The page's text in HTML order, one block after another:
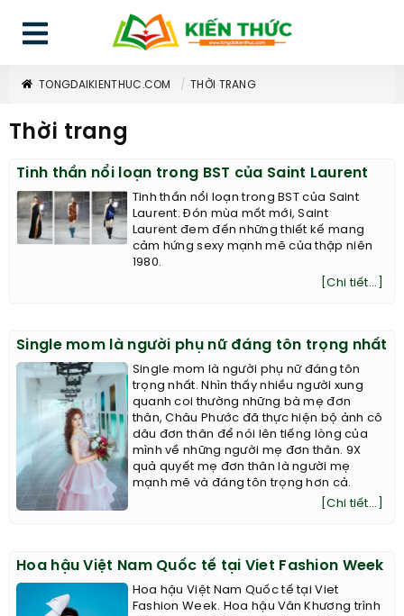
TONGDAIKIENTHUC.COM THỜI TRANG
Thời trang
Tinh thần nổi loạn trong BST của Saint Laurent
Tinh thần nổi loạn trong BST của Saint
Laurent. Đón mùa mốt mới, Saint
Laurent đem đến những thiết kế mang
cảm hứng sexy mạnh mẽ của thập niên
1980.
[Chi tiết...]
Single mom là người phụ nữ đáng tôn trọng nhất
Single mom là người phụ nữ đáng tôn
trọng nhất. Nhìn thấy nhiều người xung
quanh coi thường những bà mẹ đơn
thân, Châu Phước đã thực hiện bộ ảnh cô
dâu đơn thân để nói lên tiếng lòng của
mình về những người mẹ đơn thân. 9X
quả quyết mẹ đơn thân là người mẹ
mạnh mẽ và đáng tôn trọng hơn cả.
[Chi tiết...]
Hoa hậu Việt Nam Quốc tế tại Viet Fashion Week
Hoa hậu Việt Nam Quốc tế tại Viet
Fashion Week. Hoa hậu Vân Khương trình